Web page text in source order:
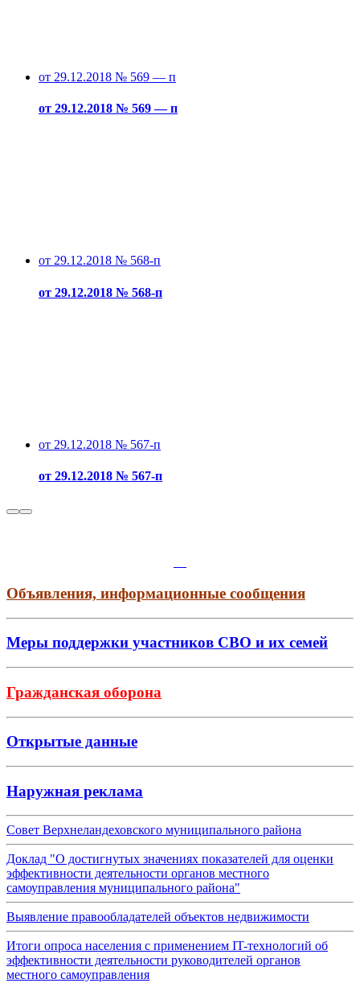
от 29.12.2018 № 569 — п
от 29.12.2018 № 569 — п
от 29.12.2018 № 568-п
от 29.12.2018 № 568-п
от 29.12.2018 № 567-п
от 29.12.2018 № 567-п
Объявления, информационные сообщения
Меры поддержки участников СВО и их семей
Гражданская оборона
Открытые данные
Наружная реклама
Совет Верхнеландеховского муниципального района
Доклад "О достигнутых значениях показателей для оценки
эффективности деятельности органов местного
самоуправления муниципального района"
Выявление правообладателей объектов недвижимости
Итоги опроса населения с применением IT-технологий об
эффективности деятельности руководителей органов
местного самоуправления